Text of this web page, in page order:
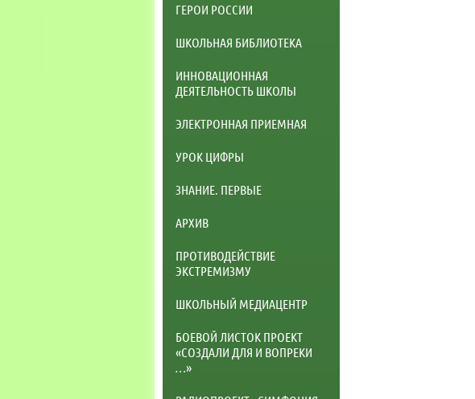
ГЕРОИ РОССИИ
ШКОЛЬНАЯ БИБЛИОТЕКА
ИННОВАЦИОННАЯ
ДЕЯТЕЛЬНОСТЬ ШКОЛЫ
ЭЛЕКТРОННАЯ ПРИЕМНАЯ
УРОК ЦИФРЫ
ЗНАНИЕ. ПЕРВЫЕ
АРХИВ
ПРОТИВОДЕЙСТВИЕ
ЭКСТРЕМИЗМУ
ШКОЛЬНЫЙ МЕДИАЦЕНТР
БОЕВОЙ ЛИСТОК ПРОЕКТ
«СОЗДАЛИ ДЛЯ И ВОПРЕКИ
…»